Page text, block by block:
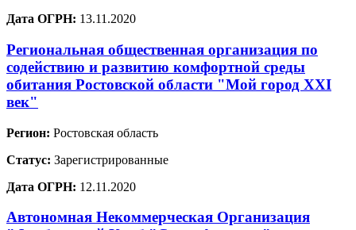
Дата ОГРН: 13.11.2020
Региональная общественная организация по
содействию и развитию комфортной среды
обитания Ростовской области "Мой город XXI
век"
Регион: Ростовская область
Статус: Зарегистрированные
Дата ОГРН: 12.11.2020
Автономная Некоммерческая Организация